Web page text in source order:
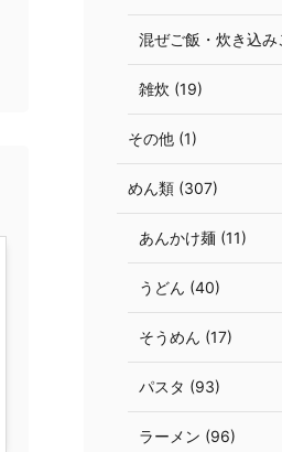
混ぜご飯・炊き込み
雑炊 (19)
その他 (1)
めん類 (307)
あんかけ麺 (11)
うどん (40)
そうめん (17)
パスタ (93)
ラーメン (96)